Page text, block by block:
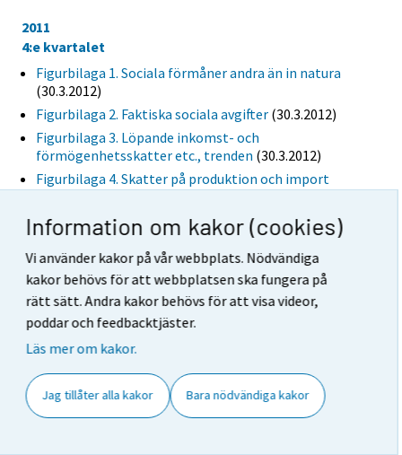
Information om kakor (cookies)
Vi använder kakor på vår webbplats. Nödvändiga
kakor behövs för att webbplatsen ska fungera på
rätt sätt. Andra kakor behövs för att visa videor,
poddar och feedbacktjäster.
Läs mer om kakor.
Jag tillåter alla kakor Bara nödvändiga kakor
2011
4:e kvartalet
Figurbilaga 1. Sociala förmåner andra än in natura
(30.3.2012)
Figurbilaga 2. Faktiska sociala avgifter (30.3.2012)
Figurbilaga 3. Löpande inkomst- och
förmögenhetsskatter etc., trenden (30.3.2012)
Figurbilaga 4. Skatter på produktion och import
(30.3.2012)
Figurbilaga 5. Totalinkomster, trenden(30.3.2012)
Figurbilaga 6.Totalutgifter, trenden(30.3.2012)
3:e kvartalet
Figurbilaga 1. Sociala förmåner andra än in natura
(16.12.2011)
Figurbilaga 2. Kapitalskatter
Figurbilaga 4. Löpande inkomst- och
förmögenhetsskatter etc.(16.12.2011)